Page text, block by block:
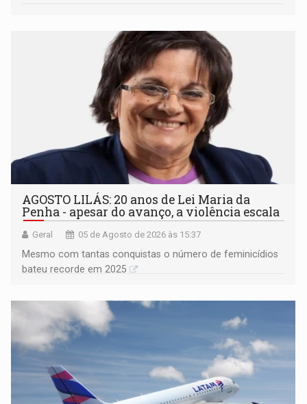
AGOSTO LILÁS: 20 anos de Lei Maria da
Penha - apesar do avanço, a violência escala
Geral 05 de Agosto de 2026 às 15:37
Mesmo com tantas conquistas o número de feminicídios
bateu recorde em 2025